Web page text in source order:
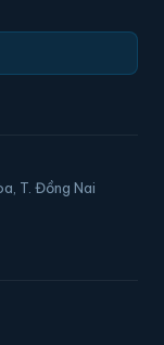
T. Đồng Nai